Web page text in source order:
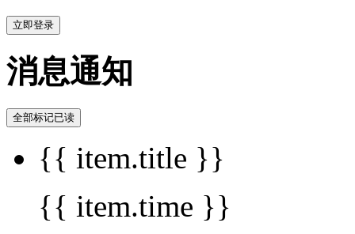
立即登录
消息通知
全部标记已读
{{ item.title }}
{{ item.time }}